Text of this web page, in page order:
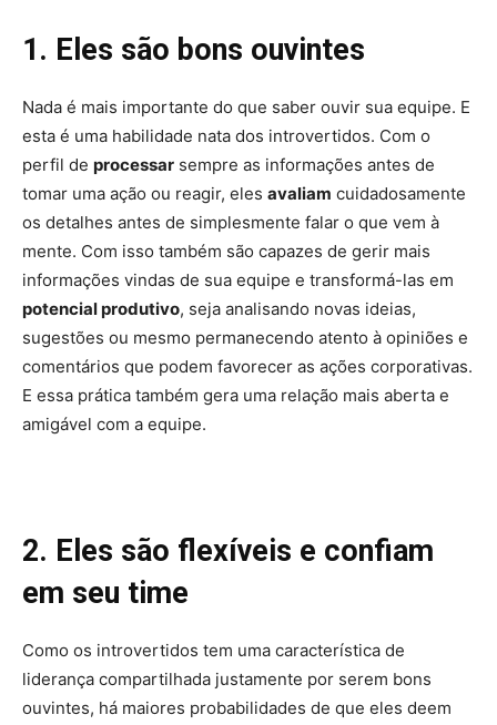
1. Eles são bons ouvintes
Nada é mais importante do que saber ouvir sua equipe. E
esta é uma habilidade nata dos introvertidos. Com o
perfil de processar sempre as informações antes de
tomar uma ação ou reagir, eles avaliam cuidadosamente
os detalhes antes de simplesmente falar o que vem à
mente. Com isso também são capazes de gerir mais
informações vindas de sua equipe e transformá-las em
potencial produtivo, seja analisando novas ideias,
sugestões ou mesmo permanecendo atento à opiniões e
comentários que podem favorecer as ações corporativas.
E essa prática também gera uma relação mais aberta e
amigável com a equipe.
2. Eles são flexíveis e confiam
em seu time
Como os introvertidos tem uma característica de
liderança compartilhada justamente por serem bons
ouvintes, há maiores probabilidades de que eles deem